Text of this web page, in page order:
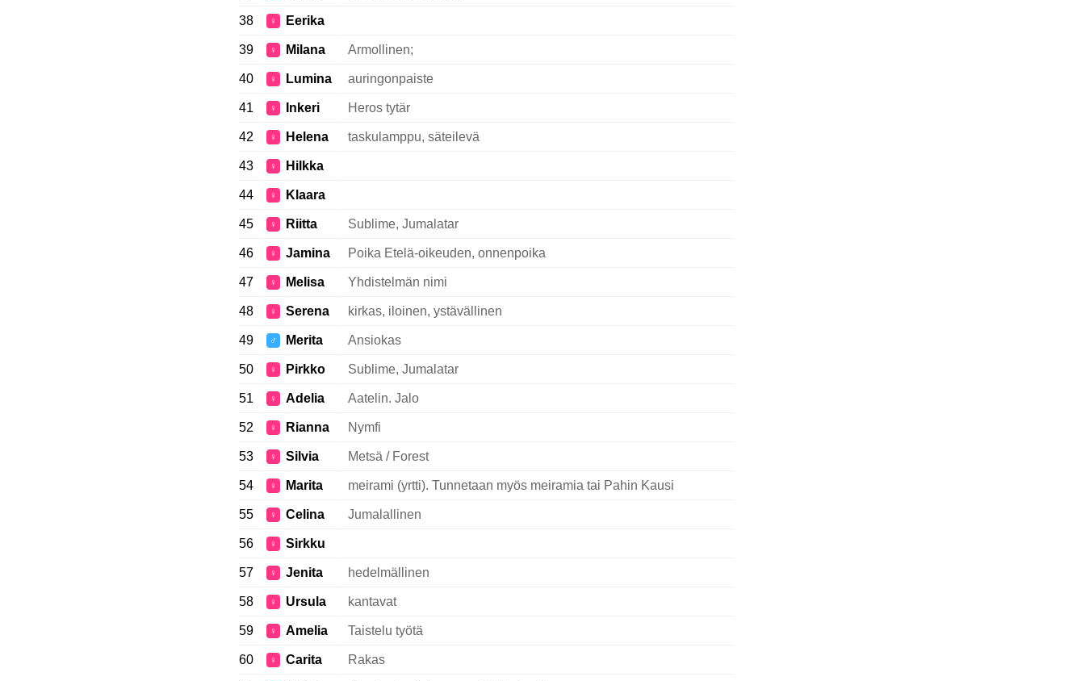
38 ♀ Eerika
39 ♀ Milana Armollinen;
40 ♀ Lumina auringonpaiste
41 ♀ Inkeri Heros tytär
42 ♀ Helena taskulamppu, säteilevä
43 ♀ Hilkka
44 ♀ Klaara
45 ♀ Riitta Sublime, Jumalatar
46 ♀ Jamina Poika Etelä-oikeuden, onnenpoika
47 ♀ Melisa Yhdistelmän nimi
48 ♀ Serena kirkas, iloinen, ystävällinen
49 ♂ Merita Ansiokas
50 ♀ Pirkko Sublime, Jumalatar
51 ♀ Adelia Aatelin. Jalo
52 ♀ Rianna Nymfi
53 ♀ Silvia Metsä / Forest
54 ♀ Marita meirami (yrtti). Tunnetaan myös meiramia tai Pahin Kausi
55 ♀ Celina Jumalallinen
56 ♀ Sirkku
57 ♀ Jenita hedelmällinen
58 ♀ Ursula kantavat
59 ♀ Amelia Taistelu työtä
60 ♀ Carita Rakas